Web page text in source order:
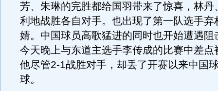
芳、朱琳的完胜都给国羽带来了惊喜，林丹
利地战胜各自对手。也出现了第一队选手
婧。中国球员高歌猛进的同时也开始遭遇阻
今天晚上与东道主选手李传成的比赛中差点
他尽管2-1战胜对手，却丢了开赛以来中国
球。